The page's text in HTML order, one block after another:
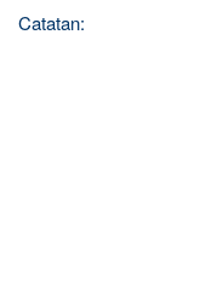
Catatan: